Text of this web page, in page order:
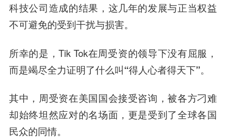
科技公司造成的结果，这几年的发展与正当权益
不可避免的受到干扰与损害。
所幸的是，Tik Tok在周受资的领导下没有屈服，
而是竭尽全力证明了什么叫“得人心者得天下”。
其中，周受资在美国国会接受咨询，被各方刁难
却始终坦然应对的名场面，更是受到了全球各国
民众的同情。